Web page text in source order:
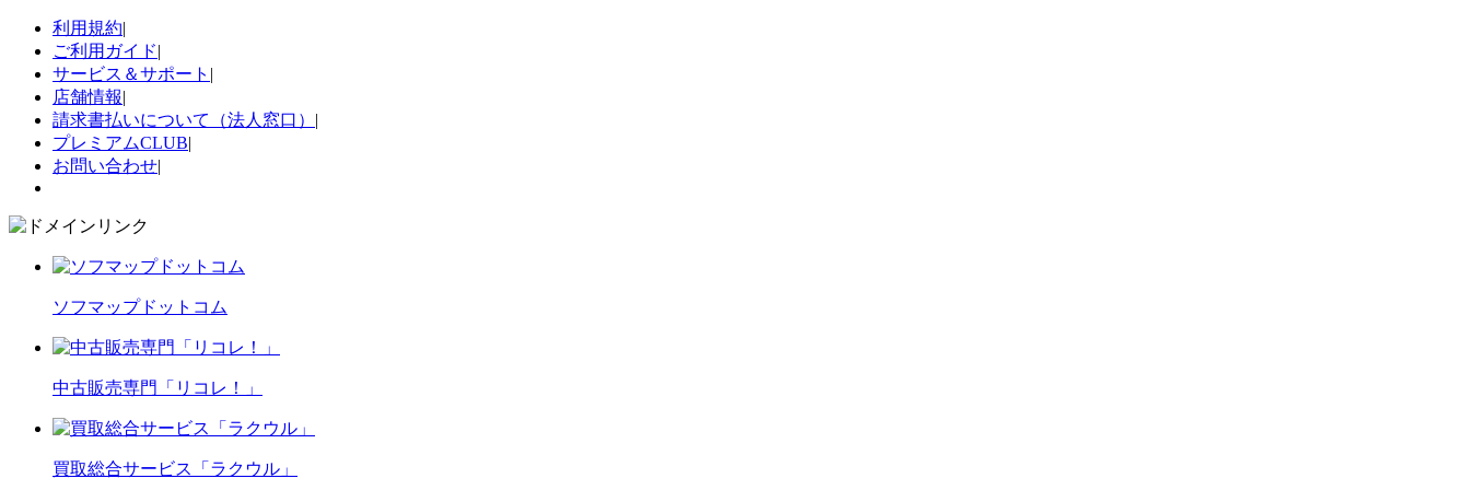
利用規約|
ご利用ガイド|
サービス＆サポート |
店舗情報|
請求書払いについて（法人窓口） |
プレミアムCLUB|
お問い合わせ|
ソフマップドットコム
中古販売専門「リコレ！」
買取総合サービス「ラクウル」